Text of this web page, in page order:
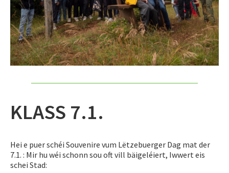
KLASS 7.1.
Hei e puer schéi Souvenire vum Lëtzebuerger Dag mat der
7.1. : Mir hu wéi schonn sou oft vill bäigeléiert, Iwwert eis
schei Stad: